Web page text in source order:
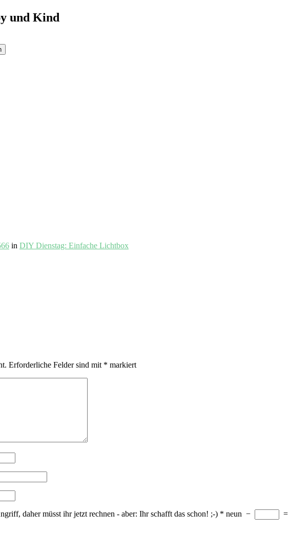
und Kind
in DIY Dienstag: Einfache Lichtbox
Erforderliche Felder sind mit * markiert
daher müsst ihr jetzt rechnen - aber: Ihr schafft das schon! ;-) * neun − =